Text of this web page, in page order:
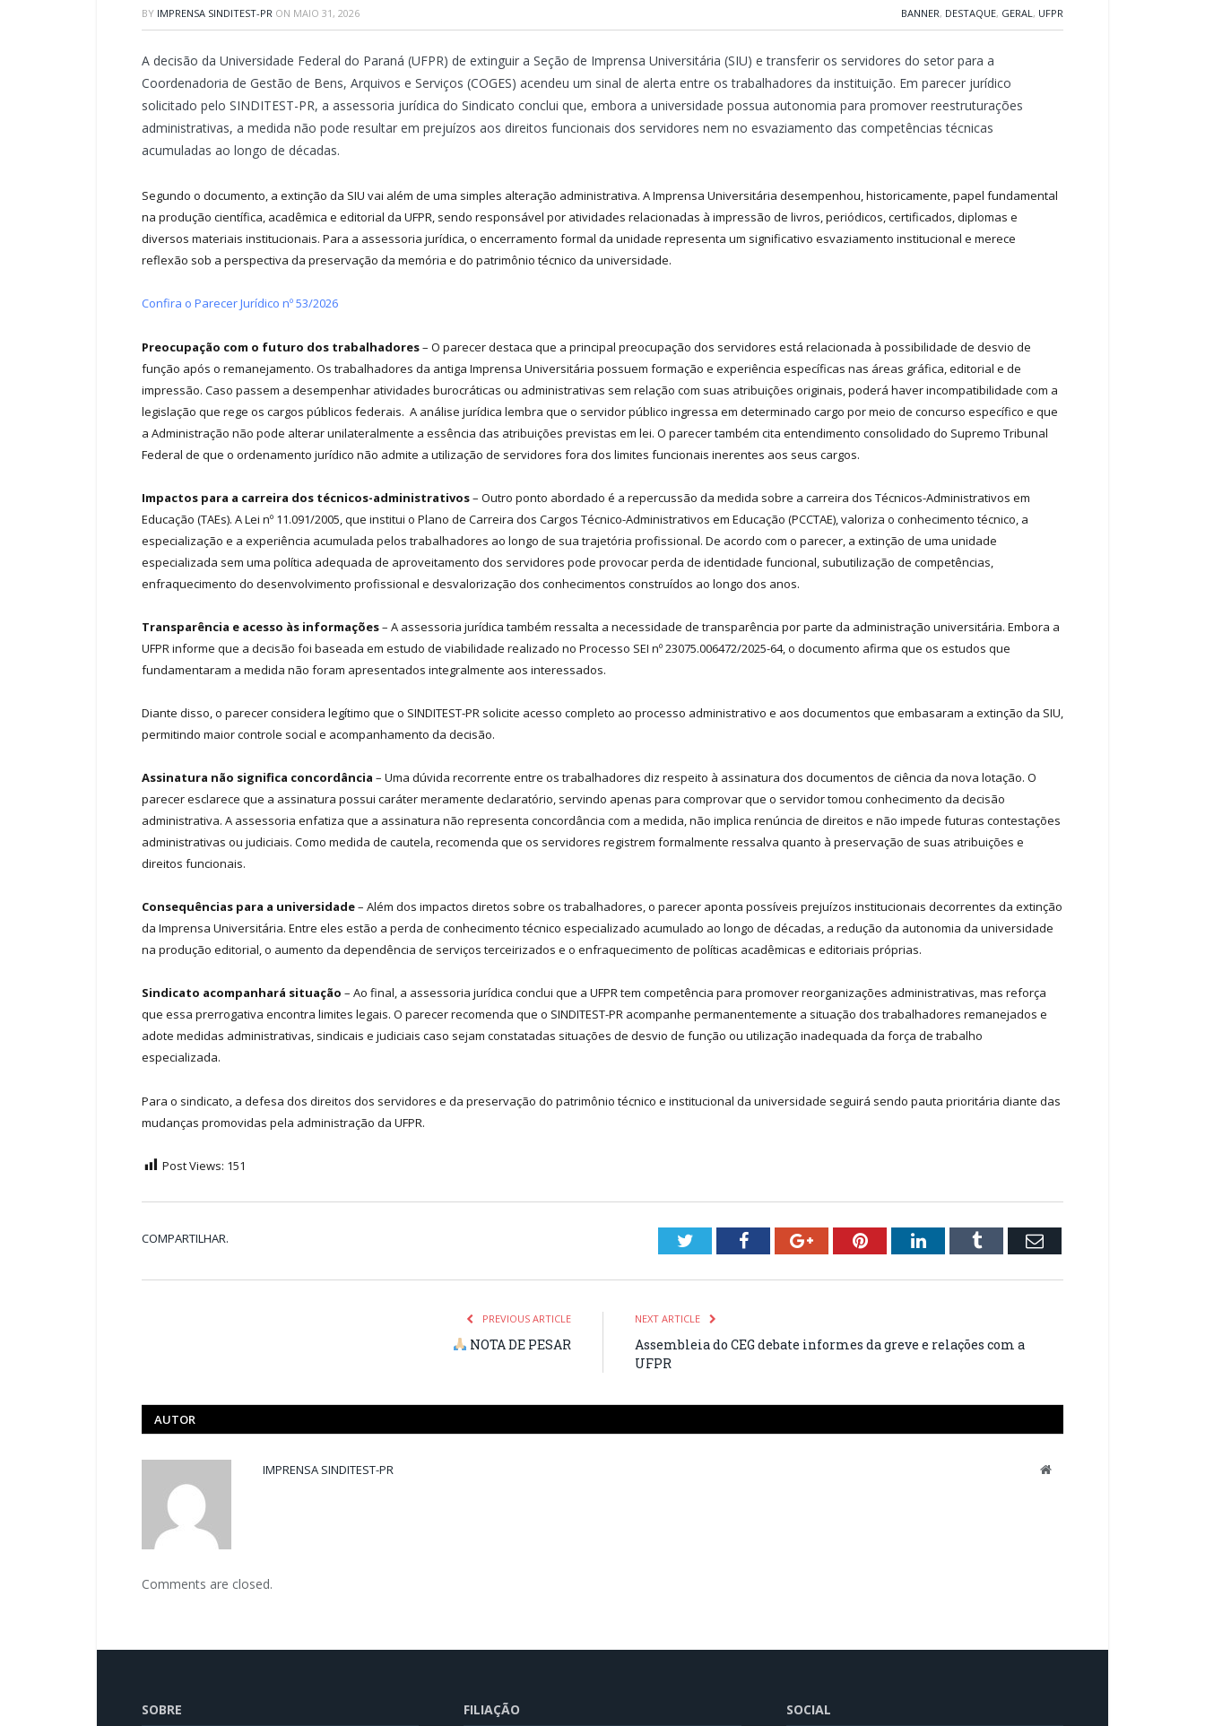
BY IMPRENSA SINDITEST-PR ON MAIO 31, 2026 BANNER, DESTAQUE, GERAL, UFPR
A decisão da Universidade Federal do Paraná (UFPR) de extinguir a Seção de Imprensa Universitária (SIU) e transferir os servidores do setor para a
Coordenadoria de Gestão de Bens, Arquivos e Serviços (COGES) acendeu um sinal de alerta entre os trabalhadores da instituição. Em parecer jurídico
solicitado pelo SINDITEST-PR, a assessoria jurídica do Sindicato conclui que, embora a universidade possua autonomia para promover reestruturações
administrativas, a medida não pode resultar em prejuízos aos direitos funcionais dos servidores nem no esvaziamento das competências técnicas
acumuladas ao longo de décadas.
Segundo o documento, a extinção da SIU vai além de uma simples alteração administrativa. A Imprensa Universitária desempenhou, historicamente, papel fundamental
na produção científica, acadêmica e editorial da UFPR, sendo responsável por atividades relacionadas à impressão de livros, periódicos, certificados, diplomas e
diversos materiais institucionais. Para a assessoria jurídica, o encerramento formal da unidade representa um significativo esvaziamento institucional e merece
reflexão sob a perspectiva da preservação da memória e do patrimônio técnico da universidade.
Confira o Parecer Jurídico nº 53/2026
Preocupação com o futuro dos trabalhadores– O parecer destaca que a principal preocupação dos servidores está relacionada à possibilidade de desvio de
função após o remanejamento. Os trabalhadores da antiga Imprensa Universitária possuem formação e experiência específicas nas áreas gráfica, editorial e de
impressão. Caso passem a desempenhar atividades burocráticas ou administrativas sem relação com suas atribuições originais, poderá haver incompatibilidade com a
legislação que rege os cargos públicos federais. A análise jurídica lembra que o servidor público ingressa em determinado cargo por meio de concurso específico e que
a Administração não pode alterar unilateralmente a essência das atribuições previstas em lei. O parecer também cita entendimento consolidado do Supremo Tribunal
Federal de que o ordenamento jurídico não admite a utilização de servidores fora dos limites funcionais inerentes aos seus cargos.
Impactos para a carreira dos técnicos-administrativos– Outro ponto abordado é a repercussão da medida sobre a carreira dos Técnicos-Administrativos em
Educação (TAEs). A Lei nº 11.091/2005, que institui o Plano de Carreira dos Cargos Técnico-Administrativos em Educação (PCCTAE), valoriza o conhecimento técnico, a
especialização e a experiência acumulada pelos trabalhadores ao longo de sua trajetória profissional. De acordo com o parecer, a extinção de uma unidade
especializada sem uma política adequada de aproveitamento dos servidores pode provocar perda de identidade funcional, subutilização de competências,
enfraquecimento do desenvolvimento profissional e desvalorização dos conhecimentos construídos ao longo dos anos.
Transparência e acesso às informações– A assessoria jurídica também ressalta a necessidade de transparência por parte da administração universitária. Embora a
UFPR informe que a decisão foi baseada em estudo de viabilidade realizado no Processo SEI nº 23075.006472/2025-64, o documento afirma que os estudos que
fundamentaram a medida não foram apresentados integralmente aos interessados.
Diante disso, o parecer considera legítimo que o SINDITEST-PR solicite acesso completo ao processo administrativo e aos documentos que embasaram a extinção da SIU,
permitindo maior controle social e acompanhamento da decisão.
Assinatura não significa concordância – Uma dúvida recorrente entre os trabalhadores diz respeito à assinatura dos documentos de ciência da nova lotação. O
parecer esclarece que a assinatura possui caráter meramente declaratório, servindo apenas para comprovar que o servidor tomou conhecimento da decisão
administrativa. A assessoria enfatiza que a assinatura não representa concordância com a medida, não implica renúncia de direitos e não impede futuras contestações
administrativas ou judiciais. Como medida de cautela, recomenda que os servidores registrem formalmente ressalva quanto à preservação de suas atribuições e
direitos funcionais.
Consequências para a universidade– Além dos impactos diretos sobre os trabalhadores, o parecer aponta possíveis prejuízos institucionais decorrentes da extinção
da Imprensa Universitária. Entre eles estão a perda de conhecimento técnico especializado acumulado ao longo de décadas, a redução da autonomia da universidade
na produção editorial, o aumento da dependência de serviços terceirizados e o enfraquecimento de políticas acadêmicas e editoriais próprias.
Sindicato acompanhará situação – Ao final, a assessoria jurídica conclui que a UFPR tem competência para promover reorganizações administrativas, mas reforça
que essa prerrogativa encontra limites legais. O parecer recomenda que o SINDITEST-PR acompanhe permanentemente a situação dos trabalhadores remanejados e
adote medidas administrativas, sindicais e judiciais caso sejam constatadas situações de desvio de função ou utilização inadequada da força de trabalho
especializada.
Para o sindicato, a defesa dos direitos dos servidores e da preservação do patrimônio técnico e institucional da universidade seguirá sendo pauta prioritária diante das
mudanças promovidas pela administração da UFPR.
Post Views: 151
COMPARTILHAR. TwitterFacebookGoogle+PinterestLinkedInTumblr Email
PREVIOUS ARTICLE
NOTA DE PESAR
NEXT ARTICLE
Assembleia do CEG debate informes da greve e relações com a
UFPR
AUTOR
IMPRENSA SINDITEST-PR Website
Comments are closed.
SOBRE FILIAÇÃO SOCIAL